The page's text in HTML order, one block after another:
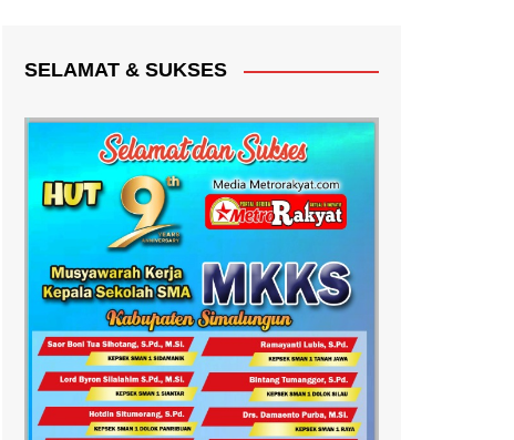
SELAMAT & SUKSES